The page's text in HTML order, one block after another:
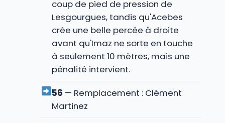
coup de pied de pression de
Lesgourgues, tandis qu'Acebes
crée une belle percée à droite
avant qu'Imaz ne sorte en touche
à seulement 10 mètres, mais une
pénalité intervient.
56 — Remplacement : Clément
Martinez